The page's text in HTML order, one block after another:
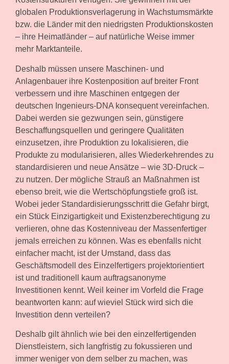
globalen Produktionsverlagerung in Wachstumsmärkte
bzw. die Länder mit den niedrigsten Produktionskosten
– ihre Heimatländer – auf natürliche Weise immer
mehr Marktanteile.
Deshalb müssen unsere Maschinen- und
Anlagenbauer ihre Kostenposition auf breiter Front
verbessern und ihre Maschinen entgegen der
deutschen Ingenieurs-DNA konsequent vereinfachen.
Dabei werden sie gezwungen sein, günstigere
Beschaffungsquellen und geringere Qualitäten
einzusetzen, ihre Produktion zu lokalisieren, die
Produkte zu modularisieren, alles Wiederkehrendes zu
standardisieren und neue Ansätze – wie 3D-Druck –
zu nutzen. Der mögliche Strauß an Maßnahmen ist
ebenso breit, wie die Wertschöpfungstiefe groß ist.
Wobei jeder Standardisierungsschritt die Gefahr birgt,
ein Stück Einzigartigkeit und Existenzberechtigung zu
verlieren, ohne das Kostenniveau der Massenfertiger
jemals erreichen zu können. Was es ebenfalls nicht
einfacher macht, ist der Umstand, dass das
Geschäftsmodell des Einzelfertigers projektorientiert
ist und traditionell kaum auftragsanonyme
Investitionen kennt. Weil keiner im Vorfeld die Frage
beantworten kann: auf wieviel Stück wird sich die
Investition denn verteilen?
Deshalb gilt ähnlich wie bei den einzelfertigenden
Dienstleistern, sich langfristig zu fokussieren und
immer weniger von dem selber zu machen, was